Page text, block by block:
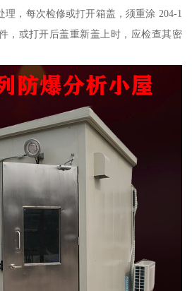
理，每次检修或打开箱盖，须重涂 204-1
，或打开后盖重新盖上时，应检查其密